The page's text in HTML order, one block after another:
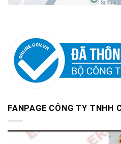
Bảng giá van Miha
FANPAGE CÔNG TY TNHH